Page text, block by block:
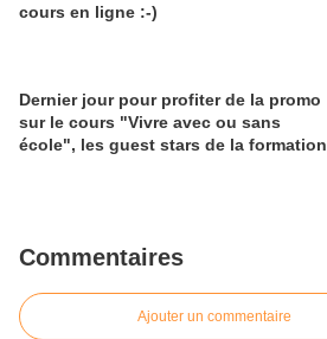
cours en ligne :-)
Dernier jour pour profiter de la promo
sur le cours "Vivre avec ou sans
école", les guest stars de la formation
Commentaires
Ajouter un commentaire